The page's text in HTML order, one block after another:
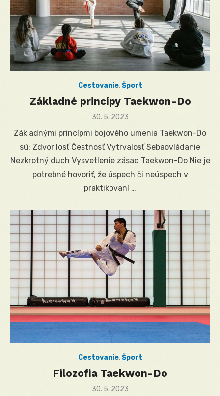
Cestovanie,Šport
Základné princípy Taekwon-Do
Posted
30. 5. 2023
Základnými princípmi bojového umenia Taekwon-Do
sú: Zdvorilosť Čestnosť Vytrvalosť Sebaovládanie
Nezkrotný duch Vysvetlenie zásad Taekwon-Do Nie je
potrebné hovoriť, že úspech či neúspech v
praktikovaní …
Cestovanie,Šport
Filozofia Taekwon-Do
Posted
30. 5. 2023